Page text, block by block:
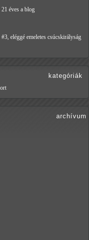
21 éves a blog
eléggé emeletes csúcskirályság
kategóriák
archívum